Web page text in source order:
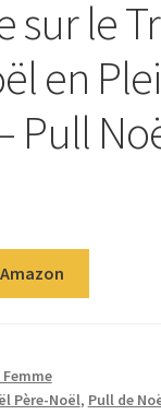
sur le
en
Pull
Père-Noël, Pull de